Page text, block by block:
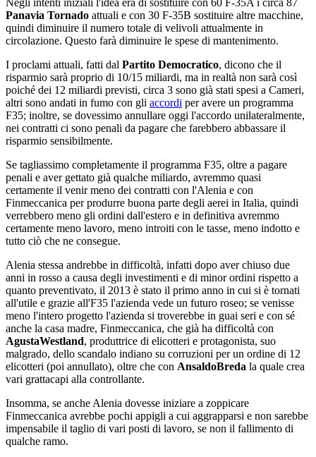
Panavia Tornado attuali e con 30 F-35B sostituire altre macchine,
quindi diminuire il numero totale di velivoli attualmente in
circolazione. Questo farà diminuire le spese di mantenimento.
I proclami attuali, fatti dal Partito Democratico, dicono che il
risparmio sarà proprio di 10/15 miliardi, ma in realtà non sarà così
poiché dei 12 miliardi previsti, circa 3 sono già stati spesi a Cameri,
altri sono andati in fumo con gli accordi per avere un programma
F35; inoltre, se dovessimo annullare oggi l'accordo unilateralmente,
nei contratti ci sono penali da pagare che farebbero abbassare il
risparmio sensibilmente.
Se tagliassimo completamente il programma F35, oltre a pagare
penali e aver gettato già qualche miliardo, avremmo quasi
certamente il venir meno dei contratti con l'Alenia e con
Finmeccanica per produrre buona parte degli aerei in Italia, quindi
verrebbero meno gli ordini dall'estero e in definitiva avremmo
certamente meno lavoro, meno introiti con le tasse, meno indotto e
tutto ciò che ne consegue.
Alenia stessa andrebbe in difficoltà, infatti dopo aver chiuso due
anni in rosso a causa degli investimenti e di minor ordini rispetto a
quanto preventivato, il 2013 è stato il primo anno in cui si è tornati
all'utile e grazie all'F35 l'azienda vede un futuro roseo; se venisse
meno l'intero progetto l'azienda si troverebbe in guai seri e con sé
anche la casa madre, Finmeccanica, che già ha difficoltà con
AgustaWestland, produttrice di elicotteri e protagonista, suo
malgrado, dello scandalo indiano su corruzioni per un ordine di 12
elicotteri (poi annullato), oltre che con AnsaldoBreda la quale crea
vari grattacapi alla controllante.
Insomma, se anche Alenia dovesse iniziare a zoppicare
Finmeccanica avrebbe pochi appigli a cui aggrapparsi e non sarebbe
impensabile il taglio di vari posti di lavoro, se non il fallimento di
qualche ramo.